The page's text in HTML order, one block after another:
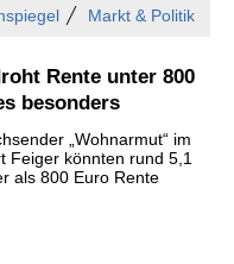
Markt & Politik
Rente unter 800
besonders
„Wohnarmut“ im
Feiger könnten rund 5,1
als 800 Euro Rente